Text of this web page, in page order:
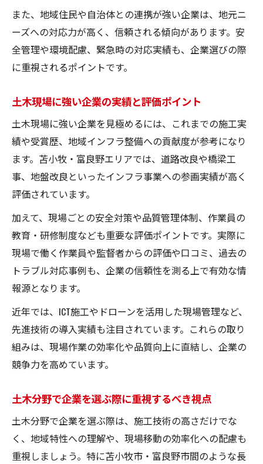
また、地域住民や自治体との連携が強い企業は、地元ニ
ーズへの対応力が高く、信頼される傾向があります。安
全管理や環境配慮、緊急時の対応実績も、企業選びの際
に重視されるポイントです。
土木現場に強い企業の実績と評価ポイント
土木現場に強い企業を見極めるには、これまでの施工実
績や受賞歴、地域インフラ整備への貢献度が参考になり
ます。苫小牧・富良野エリアでは、道路改良や橋梁工
事、地盤改良といったインフラ事業への参画実績が高く
評価されています。
加えて、現場ごとの安全対策や品質管理体制、作業員の
教育・研修制度なども重要な評価ポイントです。実際に
現場で働く作業員や監督者からの評価や口コミ、過去の
トラブル対応事例も、企業の信頼性を測る上で有効な情
報源となります。
近年では、ICT施工やドローンを活用した現場管理など、
先進技術の導入実績も注目されています。これらの取り
組みは、現場作業の効率化や品質向上に直結し、企業の
競争力を高めています。
土木分野で企業を選ぶ際に重視するべき視点
土木分野で企業を選ぶ際は、施工技術の高さだけでな
く、地域特性への理解や、現場移動の効率化への配慮も
重視しましょう。特に苫小牧市・富良野市間のような長